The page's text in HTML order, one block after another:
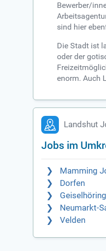
Bewerber/
sind hier
Die Stadt ist
oder der
enorm. Auch
Landshut
Jobs im
Mamming
Dorfen
Geiselhöring
Neumarkt-
Velden